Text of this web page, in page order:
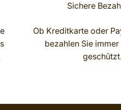
Sichere
Ob Kreditkarte oder
bezahlen Sie